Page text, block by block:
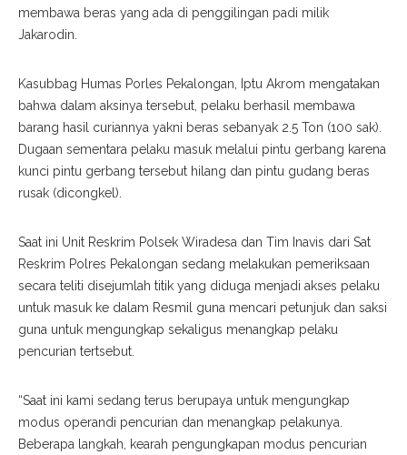
membawa beras yang ada di penggilingan padi milik
Jakarodin.
Kasubbag Humas Porles Pekalongan, Iptu Akrom mengatakan
bahwa dalam aksinya tersebut, pelaku berhasil membawa
barang hasil curiannya yakni beras sebanyak 2.5 Ton (100 sak).
Dugaan sementara pelaku masuk melalui pintu gerbang karena
kunci pintu gerbang tersebut hilang dan pintu gudang beras
rusak (dicongkel).
Saat ini Unit Reskrim Polsek Wiradesa dan Tim Inavis dari Sat
Reskrim Polres Pekalongan sedang melakukan pemeriksaan
secara teliti disejumlah titik yang diduga menjadi akses pelaku
untuk masuk ke dalam Resmil guna mencari petunjuk dan saksi
guna untuk mengungkap sekaligus menangkap pelaku
pencurian tertsebut.
“Saat ini kami sedang terus berupaya untuk mengungkap
modus operandi pencurian dan menangkap pelakunya.
Beberapa langkah, kearah pengungkapan modus pencurian